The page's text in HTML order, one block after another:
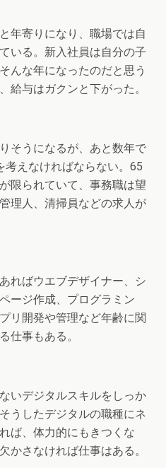
年寄りになり、職場では自
いる。新入社員は自分の子
んな年になったのだと思う
給与はガクンと下がった。
そうになるが、あと数年で
考えなければならない。65
限られていて、事務職は望
理人、清掃員などの求人が
ればウエブデザイナー、シ
ージ作成、プログラミン
リ開発や管理など年齢に関
仕事もある。
いデジタルスキルをしっか
うしたデジタルの職種にネ
ば、体力的にもきつくな
かさなければ仕事はある。